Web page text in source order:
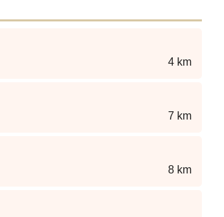
4 km
7 km
8 km